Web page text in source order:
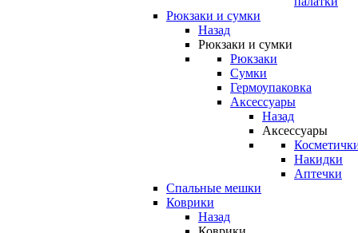
Рюкзаки и сумки
Назад
Рюкзаки и сумки
Рюкзаки
Сумки
Гермоупаковка
Аксессуары
Назад
Аксессуары
Накидки
Аптечки
Спальные мешки
Коврики
Назад